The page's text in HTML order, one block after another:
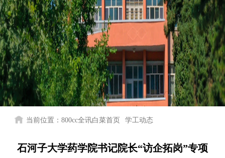
当前位置：800cc全讯白菜首页 学工动态
石河子大学药学院书记院长“访企拓岗”专项